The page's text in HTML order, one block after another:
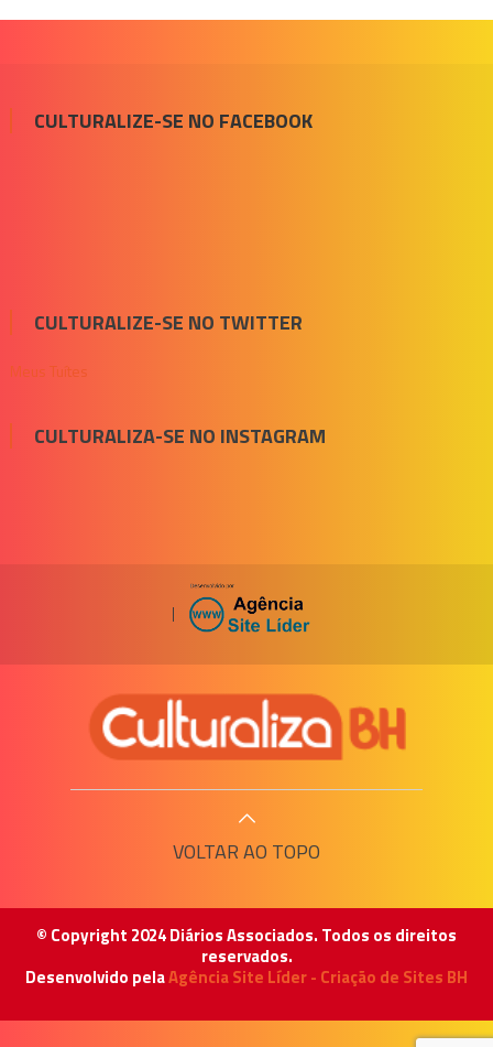
CULTURALIZE-SE NO FACEBOOK
CULTURALIZE-SE NO TWITTER
Meus Tuítes
CULTURALIZA-SE NO INSTAGRAM
|
VOLTAR AO TOPO
© Copyright 2024 Diários Associados. Todos os direitos
reservados.
Desenvolvido pelaAgência Site Líder - Criação de Sites BH